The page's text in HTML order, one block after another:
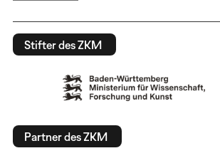
Stifter des ZKM
Partner des ZKM